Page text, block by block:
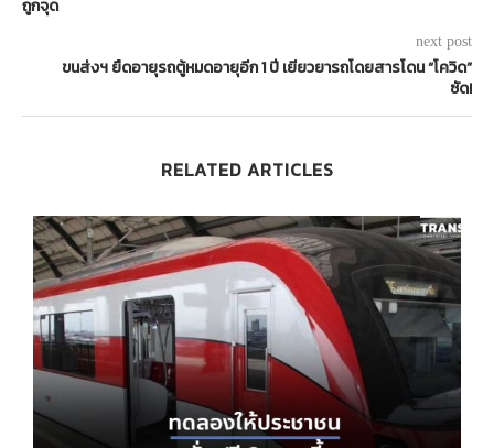
ถูกจุด
next post
ขนส่งฯ ยืดอายุรถตู้หมดอายุอีก 1 ปี เยียวยารถโดยสารโดน “โควิด”
ซัด!
RELATED ARTICLES